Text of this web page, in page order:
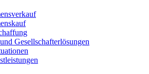
Gesellschafterlösungen